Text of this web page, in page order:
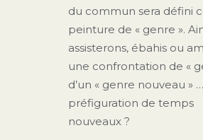
du commun sera défini
peinture de « genre ».
assisterons, ébahis ou
une confrontation de «
d’un « genre nouveau » …
préfiguration de temps
nouveaux ?